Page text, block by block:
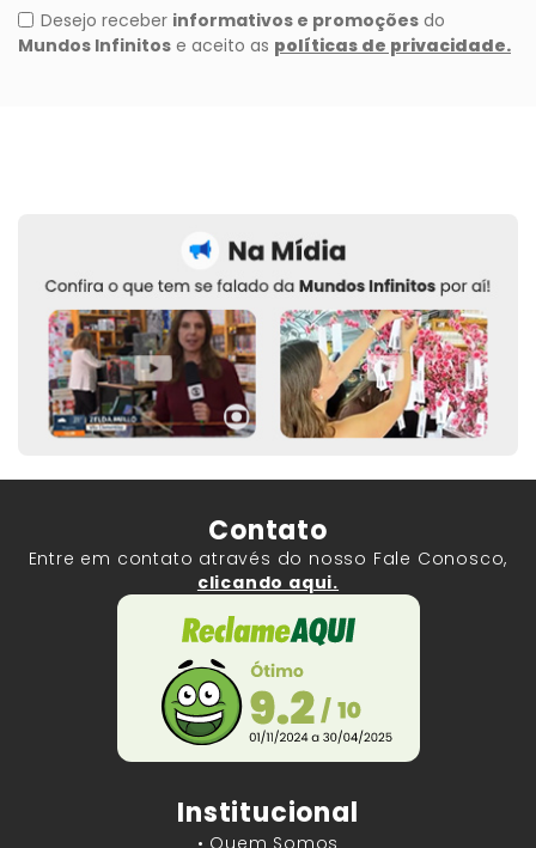
Contato
Entre em contato através do nosso Fale Conosco,
clicando aqui.
Institucional
• Quem Somos